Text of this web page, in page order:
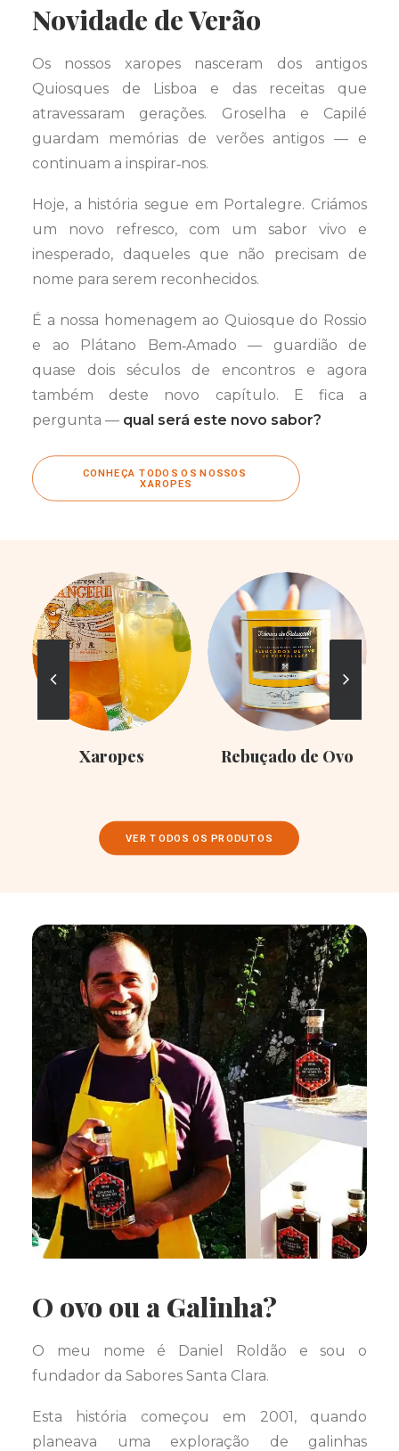
Novidade de Verão
Os nossos xaropes nasceram dos antigos
Quiosques de Lisboa e das receitas que
atravessaram gerações. Groselha e Capilé
guardam memórias de verões antigos — e
continuam a inspirar‑nos.
Hoje, a história segue em Portalegre. Criámos
um novo refresco, com um sabor vivo e
inesperado, daqueles que não precisam de
nome para serem reconhecidos.
É a nossa homenagem ao Quiosque do Rossio
e ao Plátano Bem‑Amado — guardião de
quase dois séculos de encontros e agora
também deste novo capítulo. E fica a
pergunta — qual será este novo sabor?
CONHEÇA TODOS OS NOSSOS
XAROPES
Xaropes Rebuçado de Ovo
VER TODOS OS PRODUTOS
O ovo ou a Galinha?
O meu nome é Daniel Roldão e sou o
fundador da Sabores Santa Clara.
Esta história começou em 2001, quando
planeava uma exploração de galinhas